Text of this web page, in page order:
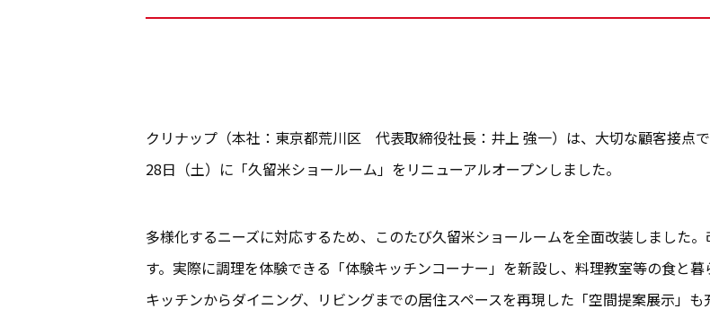
クリナップ（本社：東京都荒川区 代表取締役社長：井上 強一）は、大切な顧客接点
28日（土）に「久留米ショールーム」をリニューアルオープンしました。
多様化するニーズに対応するため、このたび久留米ショールームを全面改装しました
す。実際に調理を体験できる「体験キッチンコーナー」を新設し、料理教室等の食と
キッチンからダイニング、リビングまでの居住スペースを再現した「空間提案展示」